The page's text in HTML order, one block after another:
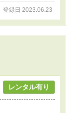
登録日 2023.06.23
レンタル有り